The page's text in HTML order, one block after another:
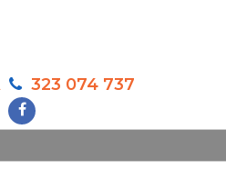
323 074 737